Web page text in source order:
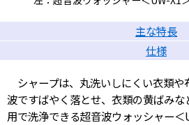
主な特長
仕様
シャープは、丸洗いしにくい衣類や
波ですばやく落とせ、衣類の黄ばみ
用で洗浄できる超音波ウォッシャー＜